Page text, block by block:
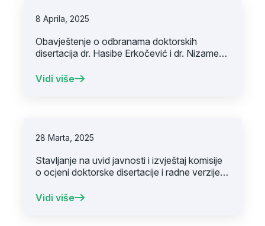
8 Aprila, 2025
Obavještenje o odbranama doktorskih
disertacija dr. Hasibe Erkočević i dr. Nizame
Vidi više
28 Marta, 2025
Stavljanje na uvid javnosti i izvještaj komisije
o ocjeni doktorske disertacije i radne verzije
Kulovića
Vidi više